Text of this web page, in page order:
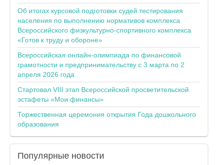
Об итогах курсовой подготовки судей тестирования
населения по выполнению нормативов комплекса
Всероссийского физкультурно-спортивного комплекса
«Готов к труду и обороне»
Всероссийская онлайн-олимпиада по финансовой
грамотности и предпринимательству с 3 марта по 2
апреля 2026 года
Стартовал VIII этап Всероссийской просветительской
эстафеты «Мои финансы»
Торжественная церемония открытия Года дошкольного
образования
Популярные новости